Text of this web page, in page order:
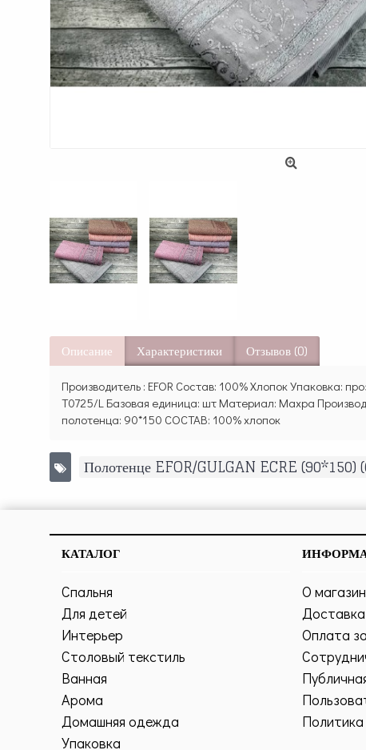
Описание Характеристики Отзывов (0)
Производитель : EFOR Состав: 100% Хлопок Упаковка:
T0725/L Базовая единица: шт Материал: Махра
полотенца: 90*150 СОСТАВ: 100% хлопок
Полотенце EFOR/GULGAN ECRE (90*150)
КАТАЛОГ
Спальня
Для детей
Интерьер
Столовый текстиль
Ванная
Арома
Домашняя одежда
Упаковка
О
Оплата